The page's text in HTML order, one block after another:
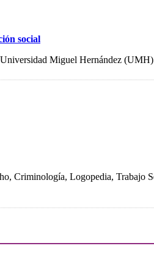
social
Universidad Miguel Hernández
Criminología, Logopedia, Trabajo